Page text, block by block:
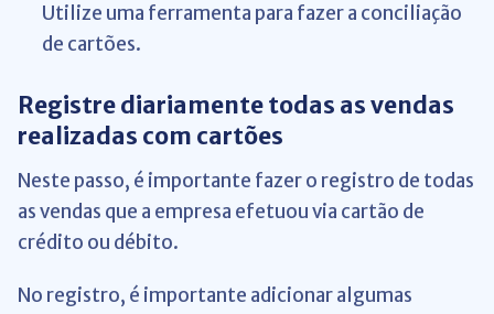
Utilize uma ferramenta para fazer a conciliação
de cartões.
Registre diariamente todas as vendas
realizadas com cartões
Neste passo, é importante fazer o registro de todas
as vendas que a empresa efetuou via cartão de
crédito ou débito.
No registro, é importante adicionar algumas